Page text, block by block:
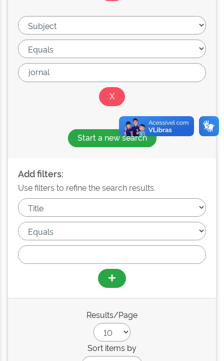
Start a new search
Add filters:
Use filters to refine the search results.
Results/Page
Sort items by